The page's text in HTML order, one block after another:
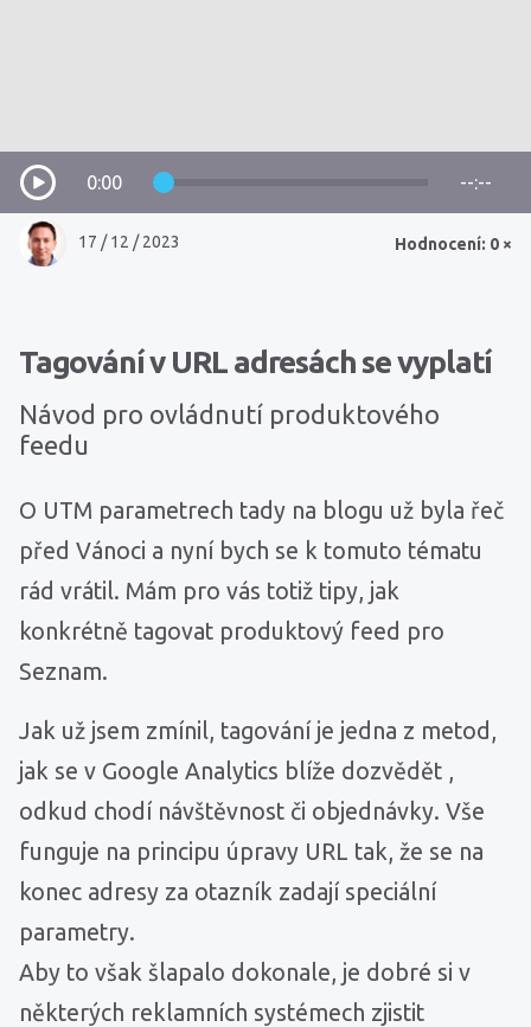
17 / 12 / 2023 Hodnocení: 0 ×
0:00 --:--
Tagování v URL adresách se vyplatí
Návod pro ovládnutí produktového
feedu
O UTM parametrech tady na blogu už byla řeč
před Vánoci a nyní bych se k tomuto tématu
rád vrátil. Mám pro vás totiž tipy, jak
konkrétně tagovat produktový feed pro
Seznam.
Jak už jsem zmínil, tagování je jedna z metod,
jak se v Google Analytics blíže dozvědět ,
odkud chodí návštěvnost či objednávky. Vše
funguje na principu úpravy URL tak, že se na
konec adresy za otazník zadají speciální
parametry.
Aby to však šlapalo dokonale, je dobré si v
některých reklamních systémech zjistit